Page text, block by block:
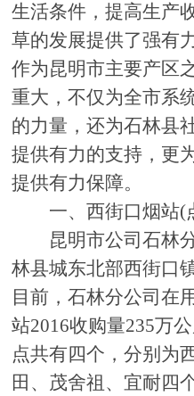
生活条件，提高生产
草的发展提供了强有
作为昆明市主要产区
重大，不仅为全市系
的力量，还为石林县
提供有力的支持，更
提供有力保障。
一、西街口烟站(
昆明市公司石林
林县城东北部西街口
目前，石林分公司在
站2016收购量235万
点共有四个，分别为
田、茂舍祖、宜耐四